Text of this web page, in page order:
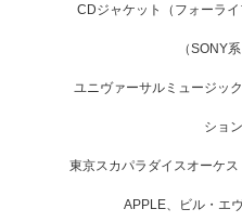
CDジャケット（フォーラ
（SONY
ユニヴァーサルミュージッ
ショ
東京スカパラダイスオーケ
APPLE、ビル・エ